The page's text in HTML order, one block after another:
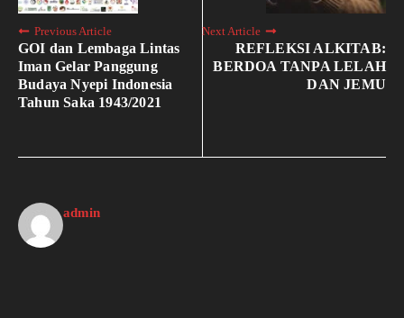
Previous Article
GOI dan Lembaga Lintas
Iman Gelar Panggung
Budaya Nyepi Indonesia
Tahun Saka 1943/2021
Next Article
REFLEKSI ALKITAB:
BERDOA TANPA LELAH
DAN JEMU
admin